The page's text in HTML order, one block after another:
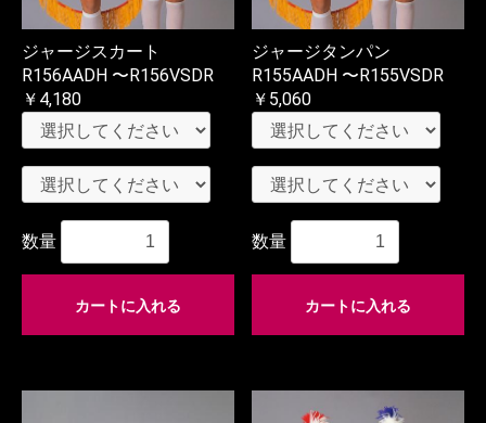
ジャージスカート
R156AADH 〜R156VSDR
￥4,180
数量
カートに入れる
ジャージタンパン
R155AADH 〜R155VSDR
￥5,060
数量
カートに入れる